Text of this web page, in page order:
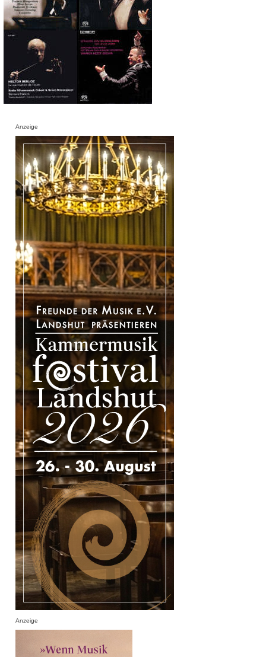
Anzeige
Anzeige